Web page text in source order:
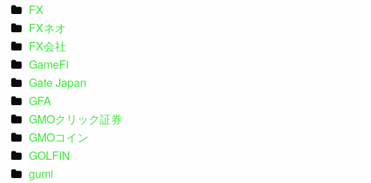
FX
FXネオ
FX会社
GameFi
Gate Japan
GFA
GMOクリック証券
GMOコイン
GOLFIN
gumi